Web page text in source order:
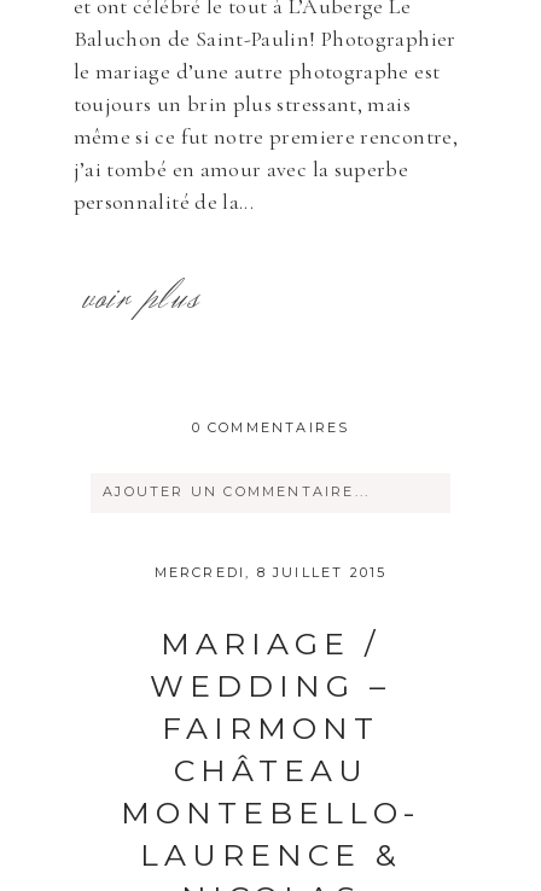
et ont célébré le tout à L’Auberge Le
Baluchon de Saint-Paulin! Photographier
le mariage d’une autre photographe est
toujours un brin plus stressant, mais
même si ce fut notre premiere rencontre,
j’ai tombé en amour avec la superbe
personnalité de la...
voir plus
0 COMMENTAIRES
AJOUTER UN COMMENTAIRE...
publique Obligatoire *
Save my name, email, and website in
this browser for the next time I
MERCREDI, 8 JUILLET 2015
MARIAGE /
WEDDING –
FAIRMONT
CHÂTEAU
MONTEBELLO-
LAURENCE &